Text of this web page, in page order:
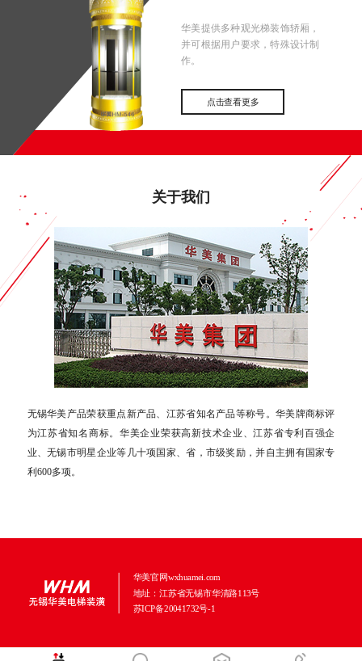
华美提供多种观光梯装饰轿厢，
并可根据用户要求，特殊设计制
作。
点击查看更多
关于我们
无锡华美产品荣获重点新产品、江苏省知名产品等称号。华美牌商标评
为江苏省知名商标。华美企业荣获高新技术企业、江苏省专利百强企
业、无锡市明星企业等几十项国家、省，市级奖励，并自主拥有国家专
利600多项。
华美官网wxhuamei.com
地址：江苏省无锡市华清路113号
苏ICP备20041732号-1